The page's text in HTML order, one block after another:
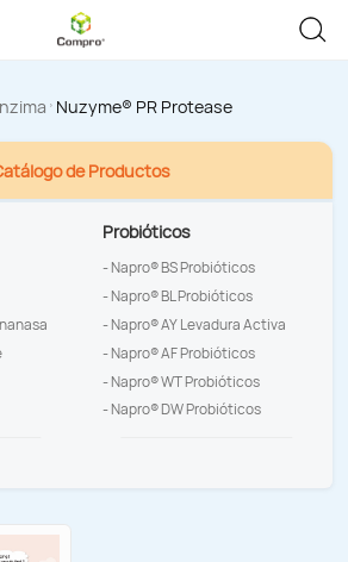
Nuzyme® PR Protease
de Productos
Probióticos
- Napro® BS Probióticos
- Napro® BL Probióticos
- Napro® AY Levadura Activa
- Napro® AF Probióticos
- Napro® WT Probióticos
- Napro® DW Probióticos